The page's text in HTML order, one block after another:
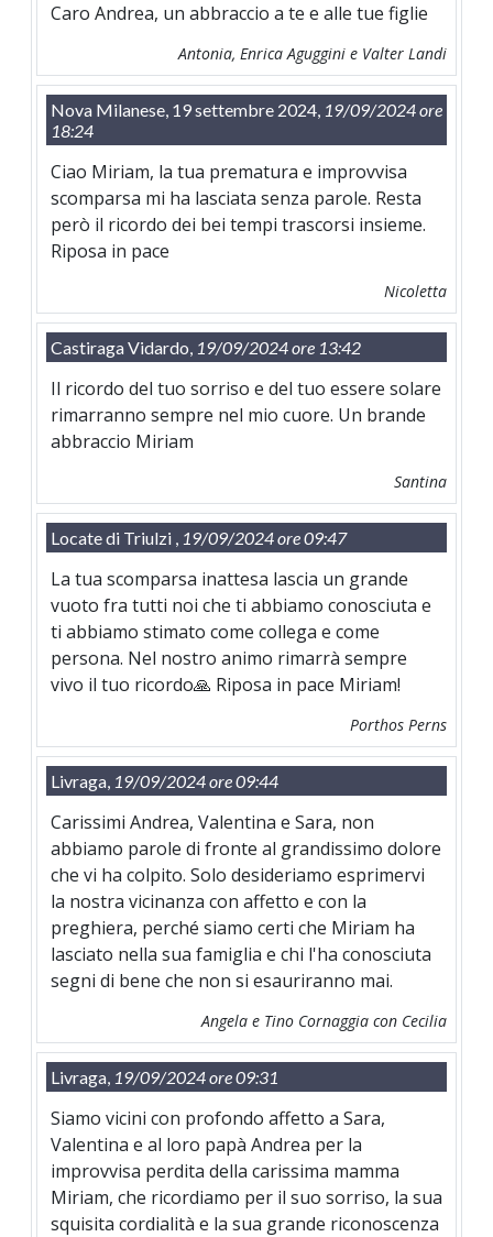
Caro Andrea, un abbraccio a te e alle tue figlie
Antonia, Enrica Aguggini e Valter Landi
Nova Milanese, 19 settembre 2024, 19/09/2024 ore
18:24
Ciao Miriam, la tua prematura e improvvisa
scomparsa mi ha lasciata senza parole. Resta
però il ricordo dei bei tempi trascorsi insieme.
Riposa in pace
Nicoletta
Castiraga Vidardo, 19/09/2024 ore 13:42
Il ricordo del tuo sorriso e del tuo essere solare
rimarranno sempre nel mio cuore. Un brande
abbraccio Miriam
Santina
Locate di Triulzi , 19/09/2024 ore 09:47
La tua scomparsa inattesa lascia un grande
vuoto fra tutti noi che ti abbiamo conosciuta e
ti abbiamo stimato come collega e come
persona. Nel nostro animo rimarrà sempre
vivo il tuo ricordo🙏 Riposa in pace Miriam!
Porthos Perns
Livraga, 19/09/2024 ore 09:44
Carissimi Andrea, Valentina e Sara, non
abbiamo parole di fronte al grandissimo dolore
che vi ha colpito. Solo desideriamo esprimervi
la nostra vicinanza con affetto e con la
preghiera, perché siamo certi che Miriam ha
lasciato nella sua famiglia e chi l'ha conosciuta
segni di bene che non si esauriranno mai.
Angela e Tino Cornaggia con Cecilia
Livraga, 19/09/2024 ore 09:31
Siamo vicini con profondo affetto a Sara,
Valentina e al loro papà Andrea per la
improvvisa perdita della carissima mamma
Miriam, che ricordiamo per il suo sorriso, la sua
squisita cordialità e la sua grande riconoscenza